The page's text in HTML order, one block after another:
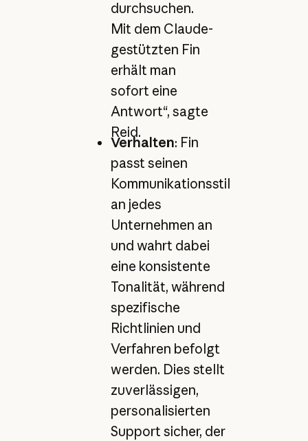
durchsuchen.
Mit dem Claude-
gestützten Fin
erhält man
sofort eine
Antwort“, sagte
Reid.
Verhalten: Fin
passt seinen
Kommunikationsstil
an jedes
Unternehmen an
und wahrt dabei
eine konsistente
Tonalität, während
spezifische
Richtlinien und
Verfahren befolgt
werden. Dies stellt
zuverlässigen,
personalisierten
Support sicher, der